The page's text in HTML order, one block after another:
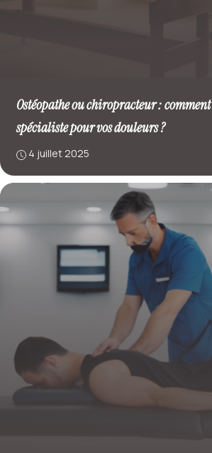
Ostéopathe ou chiropracteur :
spécialiste pour vos douleurs ?
4 juillet 2025